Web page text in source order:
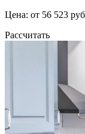
Цена: от 56 523
Рассчитать